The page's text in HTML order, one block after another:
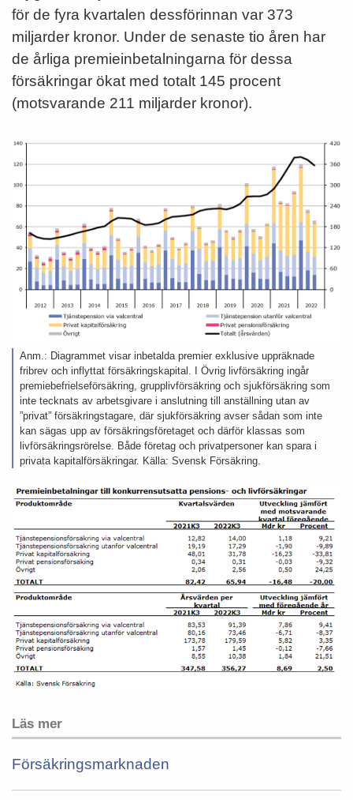
för de fyra kvartalen dessförinnan var 373
miljarder kronor. Under de senaste tio åren har
de årliga premieinbetalningarna för dessa
försäkringar ökat med totalt 145 procent
(motsvarande 211 miljarder kronor).
Anm.: Diagrammet visar inbetalda premier exklusive uppräknade
fribrev och inflyttat försäkringskapital. I Övrig livförsäkring ingår
premiebefrielseförsäkring, grupplivförsäkring och sjukförsäkring som
inte tecknats av arbetsgivare i anslutning till anställning utan av
”privat” försäkringstagare, där sjukförsäkring avser sådan som inte
kan sägas upp av försäkringsföretaget och därför klassas som
livförsäkringsrörelse. Både företag och privatpersoner kan spara i
privata kapitalförsäkringar. Källa: Svensk Försäkring.
Läs mer
Försäkringsmarknaden